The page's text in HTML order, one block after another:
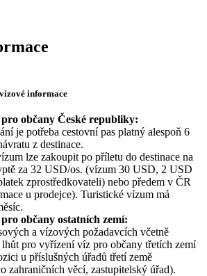
informace
občany České republiky:
je potřeba cestovní pas platný alespoň 6
z destinace.
lze zakoupit po příletu do destinace na
za 32 USD/os. (vízum 30 USD, 2 USD
zprostředkovateli) nebo předem v ČR
u prodejce). Turistické vízum má
občany ostatních zemí:
a vízových požadavcích včetně
pro vyřízení víz pro občany třetích zemí
u příslušných úřadů třetí země
zahraničních věcí, zastupitelský úřad).